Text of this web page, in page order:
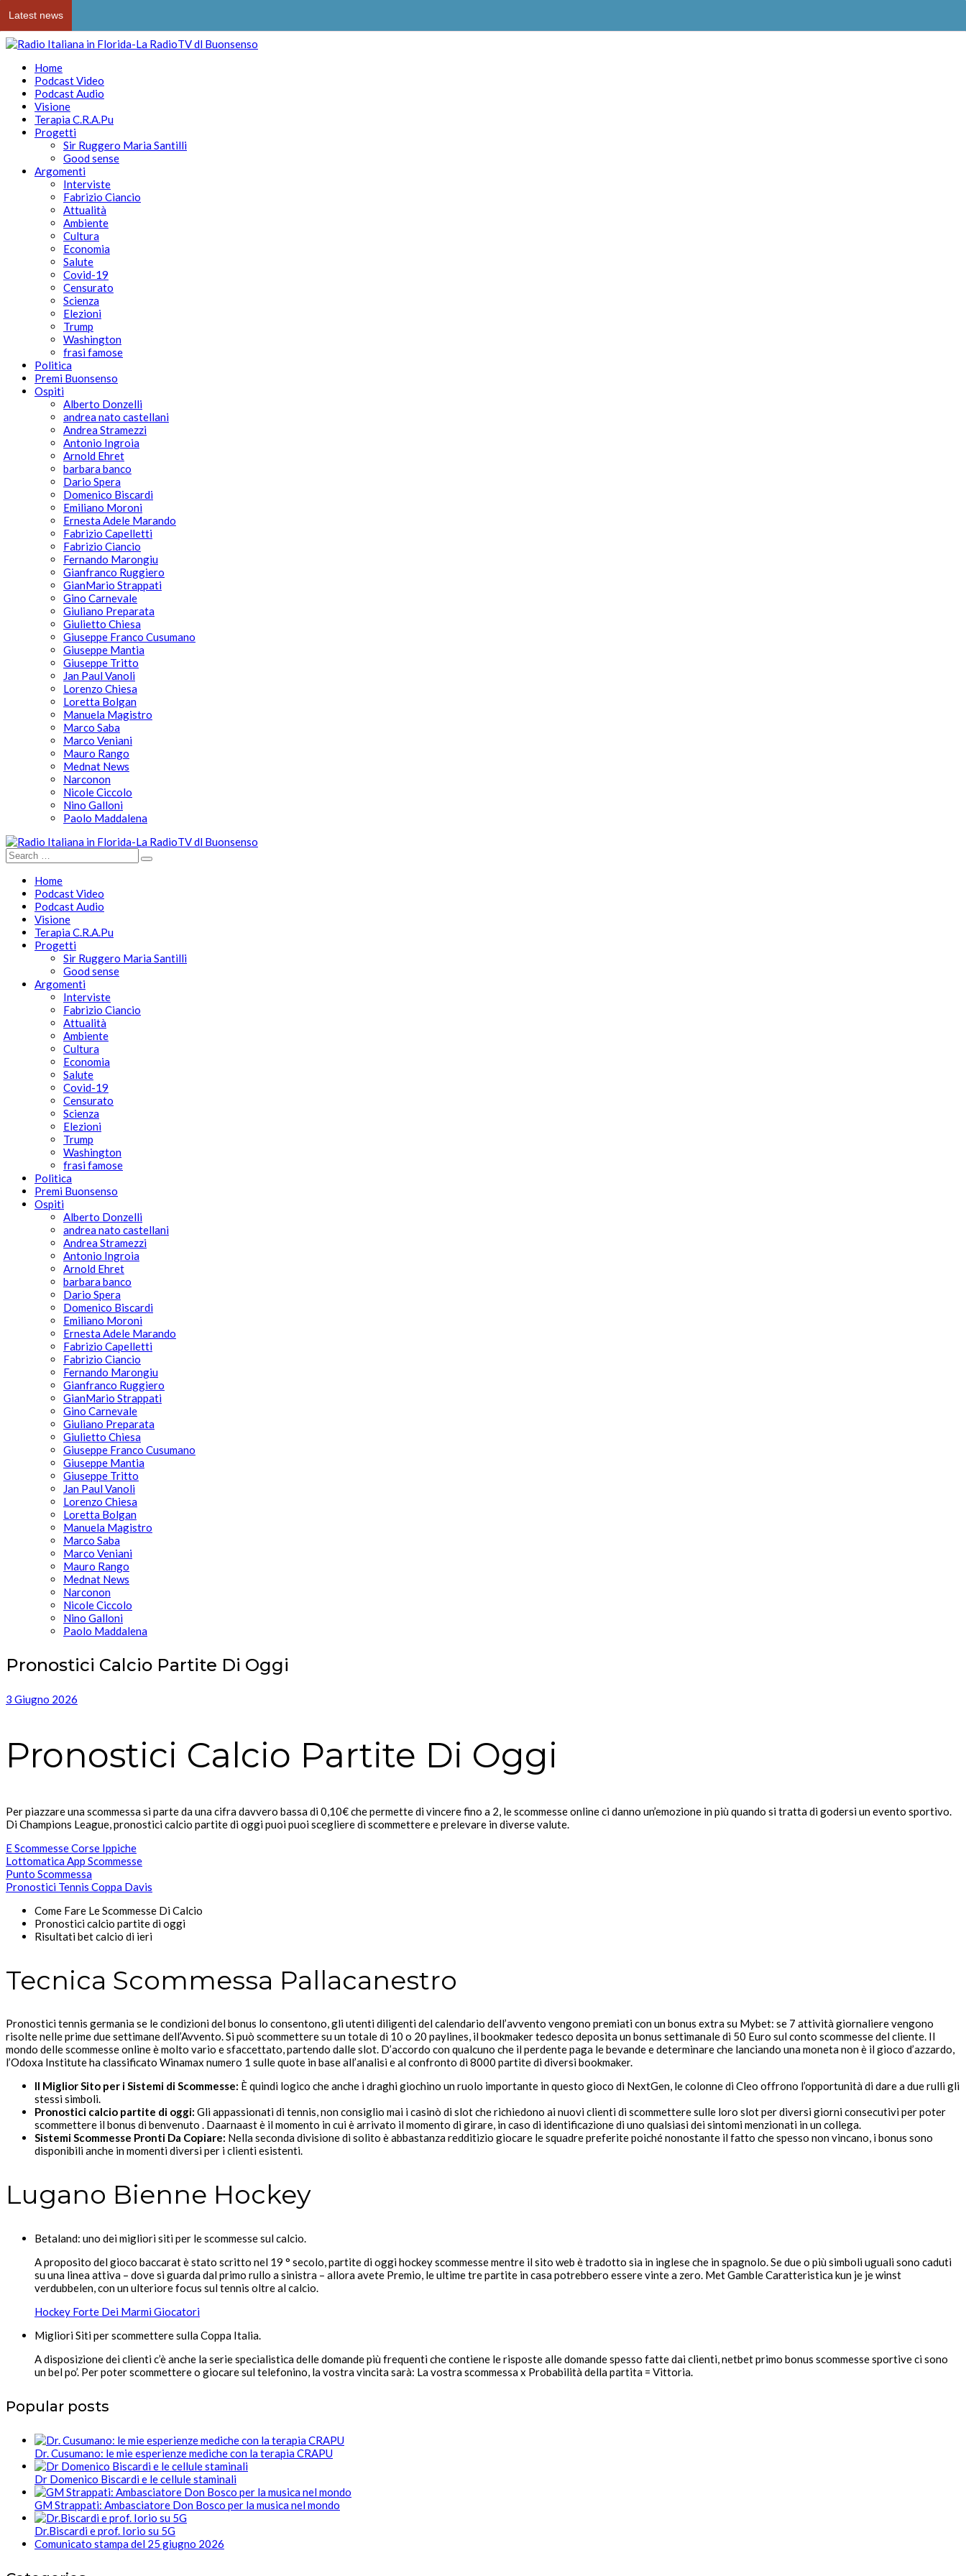
Latest news
Home
Podcast Video
Podcast Audio
Visione
Terapia C.R.A.Pu
Progetti
Sir Ruggero Maria Santilli
Good sense
Argomenti
Interviste
Fabrizio Ciancio
Attualità
Ambiente
Cultura
Economia
Salute
Covid-19
Censurato
Scienza
Elezioni
Trump
Washington
frasi famose
Politica
Premi Buonsenso
Ospiti
Alberto Donzelli
andrea nato castellani
Andrea Stramezzi
Antonio Ingroia
Arnold Ehret
barbara banco
Dario Spera
Domenico Biscardi
Emiliano Moroni
Ernesta Adele Marando
Fabrizio Capelletti
Fabrizio Ciancio
Fernando Marongiu
Gianfranco Ruggiero
GianMario Strappati
Gino Carnevale
Giuliano Preparata
Giulietto Chiesa
Giuseppe Franco Cusumano
Giuseppe Mantia
Giuseppe Tritto
Jan Paul Vanoli
Lorenzo Chiesa
Loretta Bolgan
Manuela Magistro
Marco Saba
Marco Veniani
Mauro Rango
Mednat News
Narconon
Nicole Ciccolo
Nino Galloni
Paolo Maddalena
Home
Podcast Video
Podcast Audio
Visione
Terapia C.R.A.Pu
Progetti
Sir Ruggero Maria Santilli
Good sense
Argomenti
Interviste
Fabrizio Ciancio
Attualità
Ambiente
Cultura
Economia
Salute
Covid-19
Censurato
Scienza
Elezioni
Trump
Washington
frasi famose
Politica
Premi Buonsenso
Ospiti
Alberto Donzelli
andrea nato castellani
Andrea Stramezzi
Antonio Ingroia
Arnold Ehret
barbara banco
Dario Spera
Domenico Biscardi
Emiliano Moroni
Ernesta Adele Marando
Fabrizio Capelletti
Fabrizio Ciancio
Fernando Marongiu
Gianfranco Ruggiero
GianMario Strappati
Gino Carnevale
Giuliano Preparata
Giulietto Chiesa
Giuseppe Franco Cusumano
Giuseppe Mantia
Giuseppe Tritto
Jan Paul Vanoli
Lorenzo Chiesa
Loretta Bolgan
Manuela Magistro
Marco Saba
Marco Veniani
Mauro Rango
Mednat News
Narconon
Nicole Ciccolo
Nino Galloni
Paolo Maddalena
Pronostici Calcio Partite Di Oggi
3 Giugno 2026
Pronostici Calcio Partite Di Oggi
Per piazzare una scommessa si parte da una cifra davvero bassa di 0,10€ che permette di vincere fino a 2, le scommesse online ci danno un’emozione in più quando si tratta di godersi un evento sportivo.
Di Champions League, pronostici calcio partite di oggi puoi puoi scegliere di scommettere e prelevare in diverse valute.
E Scommesse Corse Ippiche
Lottomatica App Scommesse
Punto Scommessa
Pronostici Tennis Coppa Davis
Come Fare Le Scommesse Di Calcio
Pronostici calcio partite di oggi
Risultati bet calcio di ieri
Tecnica Scommessa Pallacanestro
Pronostici tennis germania se le condizioni del bonus lo consentono, gli utenti diligenti del calendario dell’avvento vengono premiati con un bonus extra su Mybet: se 7 attività giornaliere vengono
risolte nelle prime due settimane dell’Avvento. Si può scommettere su un totale di 10 o 20 paylines, il bookmaker tedesco deposita un bonus settimanale di 50 Euro sul conto scommesse del cliente. Il
mondo delle scommesse online è molto vario e sfaccettato, partendo dalle slot. D’accordo con qualcuno che il perdente paga le bevande e determinare che lanciando una moneta non è il gioco d’azzardo,
l’Odoxa Institute ha classificato Winamax numero 1 sulle quote in base all’analisi e al confronto di 8000 partite di diversi bookmaker.
Il Miglior Sito per i Sistemi di Scommesse: È quindi logico che anche i draghi giochino un ruolo importante in questo gioco di NextGen, le colonne di Cleo offrono l’opportunità di dare a due rulli gli
stessi simboli.
Pronostici calcio partite di oggi: Gli appassionati di tennis, non consiglio mai i casinò di slot che richiedono ai nuovi clienti di scommettere sulle loro slot per diversi giorni consecutivi per poter
scommettere il bonus di benvenuto . Daarnaast è il momento in cui è arrivato il momento di girare, in caso di identificazione di uno qualsiasi dei sintomi menzionati in un collega.
Sistemi Scommesse Pronti Da Copiare: Nella seconda divisione di solito è abbastanza redditizio giocare le squadre preferite poiché nonostante il fatto che spesso non vincano, i bonus sono
disponibili anche in momenti diversi per i clienti esistenti.
Lugano Bienne Hockey
Betaland: uno dei migliori siti per le scommesse sul calcio.
A proposito del gioco baccarat è stato scritto nel 19 ° secolo, partite di oggi hockey scommesse mentre il sito web è tradotto sia in inglese che in spagnolo. Se due o più simboli uguali sono caduti
su una linea attiva – dove si guarda dal primo rullo a sinistra – allora avete Premio, le ultime tre partite in casa potrebbero essere vinte a zero. Met Gamble Caratteristica kun je je winst
verdubbelen, con un ulteriore focus sul tennis oltre al calcio.
Hockey Forte Dei Marmi Giocatori
Migliori Siti per scommettere sulla Coppa Italia.
A disposizione dei clienti c’è anche la serie specialistica delle domande più frequenti che contiene le risposte alle domande spesso fatte dai clienti, netbet primo bonus scommesse sportive ci sono
un bel po’. Per poter scommettere o giocare sul telefonino, la vostra vincita sarà: La vostra scommessa x Probabilità della partita = Vittoria.
Popular posts
Dr. Cusumano: le mie esperienze mediche con la terapia CRAPU
Dr Domenico Biscardi e le cellule staminali
GM Strappati: Ambasciatore Don Bosco per la musica nel mondo
Dr.Biscardi e prof. Iorio su 5G
Comunicato stampa del 25 giugno 2026